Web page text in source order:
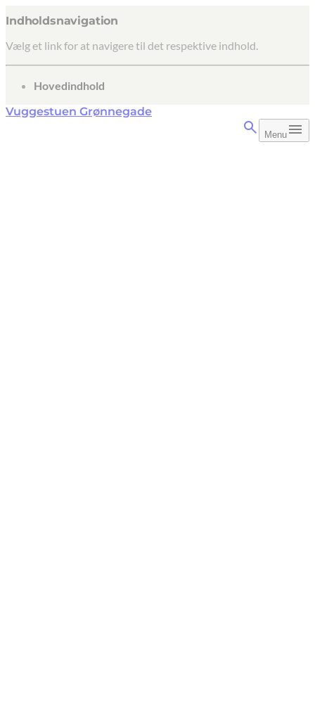
Indholdsnavigation
Vælg et link for at navigere til det respektive indhold.
gå til
Hovedindhold
Vuggestuen Grønnegade
Menu